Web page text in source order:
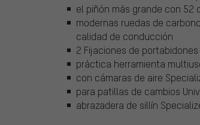
el piñón más grande con 52
modernas ruedas de
calidad de conducción
2 Fijaciones de portabidones
práctica herramienta
con cámaras de aire
para patillas de cambios
abrazadera de sillín